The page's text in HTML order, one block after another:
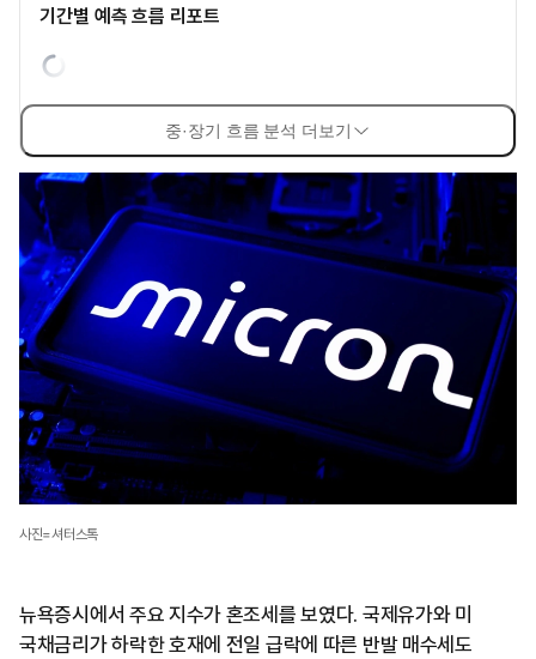
기간별 예측 흐름 리포트
중·장기 흐름 분석 더보기
사진=셔터스톡
뉴욕증시에서 주요 지수가 혼조세를 보였다. 국제유가와 미
국채금리가 하락한 호재에 전일 급락에 따른 반발 매수세도